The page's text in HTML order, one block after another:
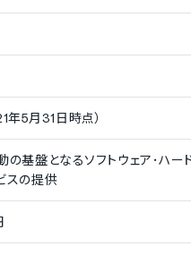
5月31日時点）
基盤となるソフトウェア･ハー
スの提供